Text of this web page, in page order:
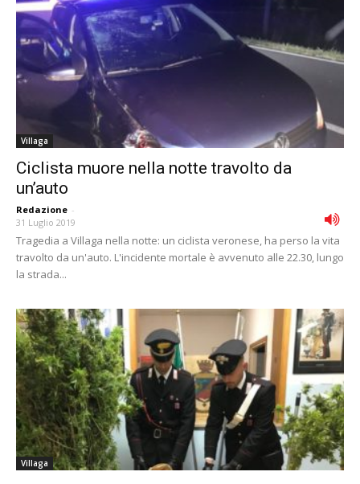
Villaga
Ciclista muore nella notte travolto da
un’auto
Redazione -
31 Luglio 2019
Tragedia a Villaga nella notte: un ciclista veronese, ha perso la vita
travolto da un'auto. L'incidente mortale è avvenuto alle 22.30, lungo
la strada...
Villaga